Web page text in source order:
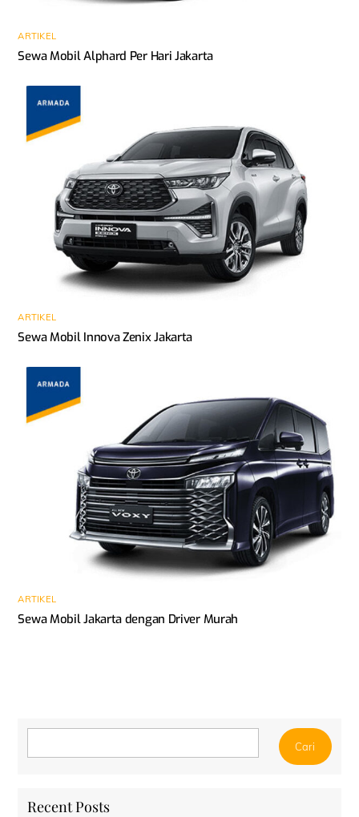
ARTIKEL
Sewa Mobil Alphard Per Hari Jakarta
ARTIKEL
Sewa Mobil Innova Zenix Jakarta
ARTIKEL
Sewa Mobil Jakarta dengan Driver Murah
Cari
Recent Posts